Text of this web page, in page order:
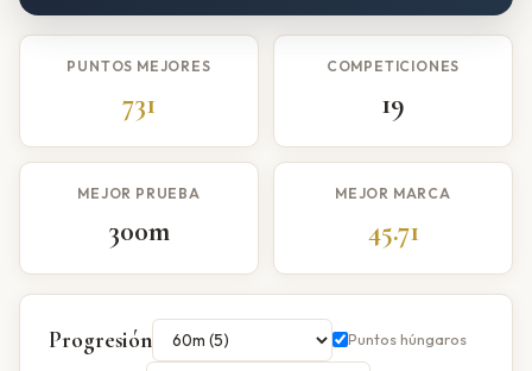
PUNTOS MEJORES
731
COMPETICIONES
19
MEJOR PRUEBA
300m
MEJOR MARCA
45.71
Progresión Puntos húngaros